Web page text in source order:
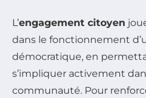
L’engagement citoyen
dans le fonctionnement
démocratique, en
s’impliquer activement
communauté. Pour